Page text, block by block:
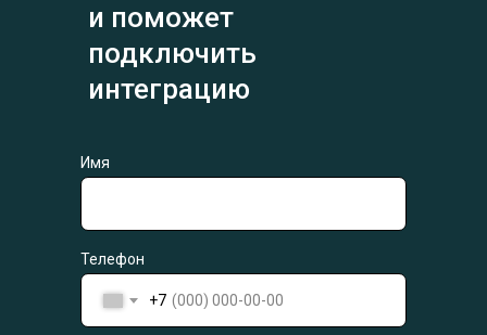
и поможет
подключить
интеграцию
Имя
Телефон
+7